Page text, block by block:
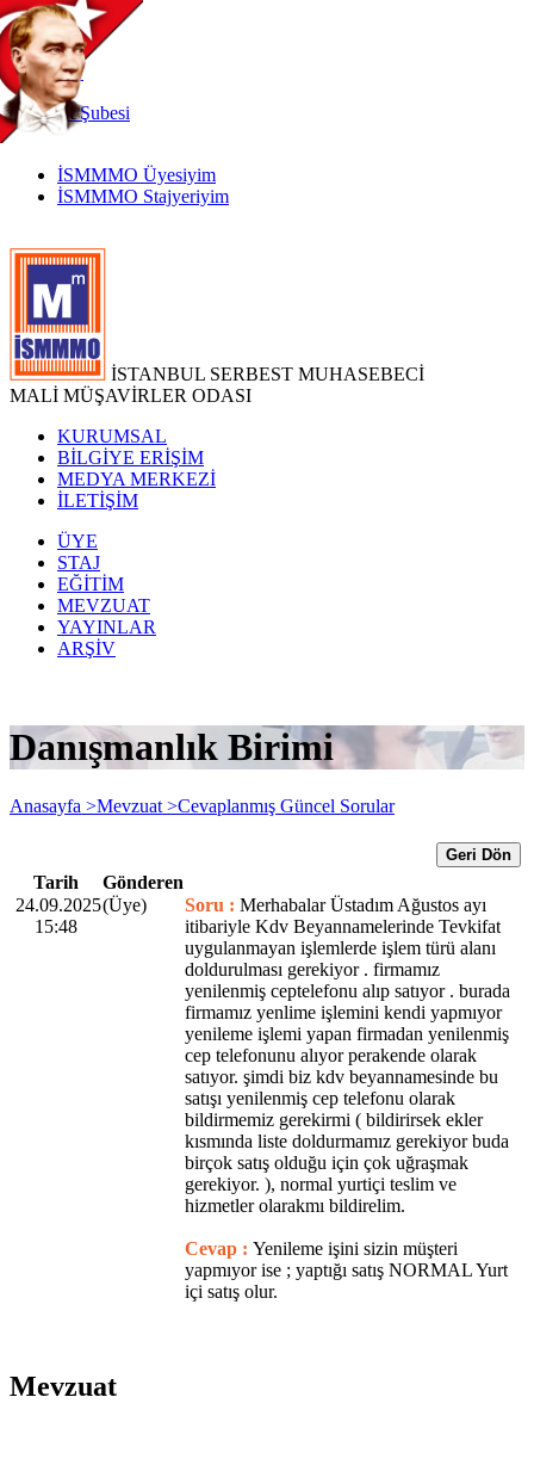
TR
|
EN
İnternetŞubesi
İSMMMO Üyesiyim
İSMMMO Stajyeriyim
İSTANBUL SERBEST MUHASEBECİ
MALİ MÜŞAVİRLER ODASI
KURUMSAL
BİLGİYE ERİŞİM
MEDYA MERKEZİ
İLETİŞİM
ÜYE
STAJ
EĞİTİM
MEVZUAT
YAYINLAR
ARŞİV
Danışmanlık Birimi
Anasayfa >Mevzuat >Cevaplanmış Güncel Sorular
Geri Dön
Tarih
Gönderen
24.09.2025
15:48
(Üye) Soru : Merhabalar Üstadım Ağustos ayı
itibariyle Kdv Beyannamelerinde Tevkifat
uygulanmayan işlemlerde işlem türü alanı
doldurulması gerekiyor . firmamız
yenilenmiş ceptelefonu alıp satıyor . burada
firmamız yenlime işlemini kendi yapmıyor
yenileme işlemi yapan firmadan yenilenmiş
cep telefonunu alıyor perakende olarak
satıyor. şimdi biz kdv beyannamesinde bu
satışı yenilenmiş cep telefonu olarak
bildirmemiz gerekirmi ( bildirirsek ekler
kısmında liste doldurmamız gerekiyor buda
birçok satış olduğu için çok uğraşmak
gerekiyor. ), normal yurtiçi teslim ve
hizmetler olarakmı bildirelim.
Cevap : Yenileme işini sizin müşteri
yapmıyor ise ; yaptığı satış NORMAL Yurt
içi satış olur.
Mevzuat